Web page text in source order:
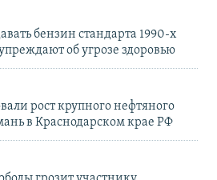
бензин стандарта 1990-х
об угрозе здоровью
рост крупного нефтяного
в Краснодарском крае РФ